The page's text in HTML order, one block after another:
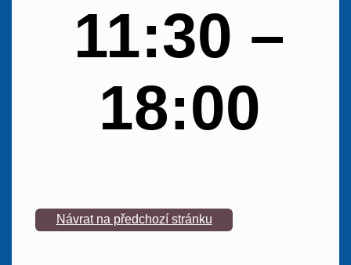
11:30 –
18:00
Návrat na předchozí stránku